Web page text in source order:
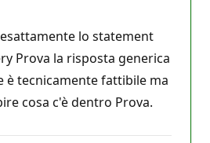
lo statement
Prova la risposta generica
è tecnicamente fattibile ma
cosa c'è dentro Prova.